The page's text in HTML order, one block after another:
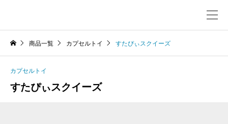
商品一覧 カプセルトイ すたぴぃスクイーズ
カプセルトイ
すたぴぃスクイーズ